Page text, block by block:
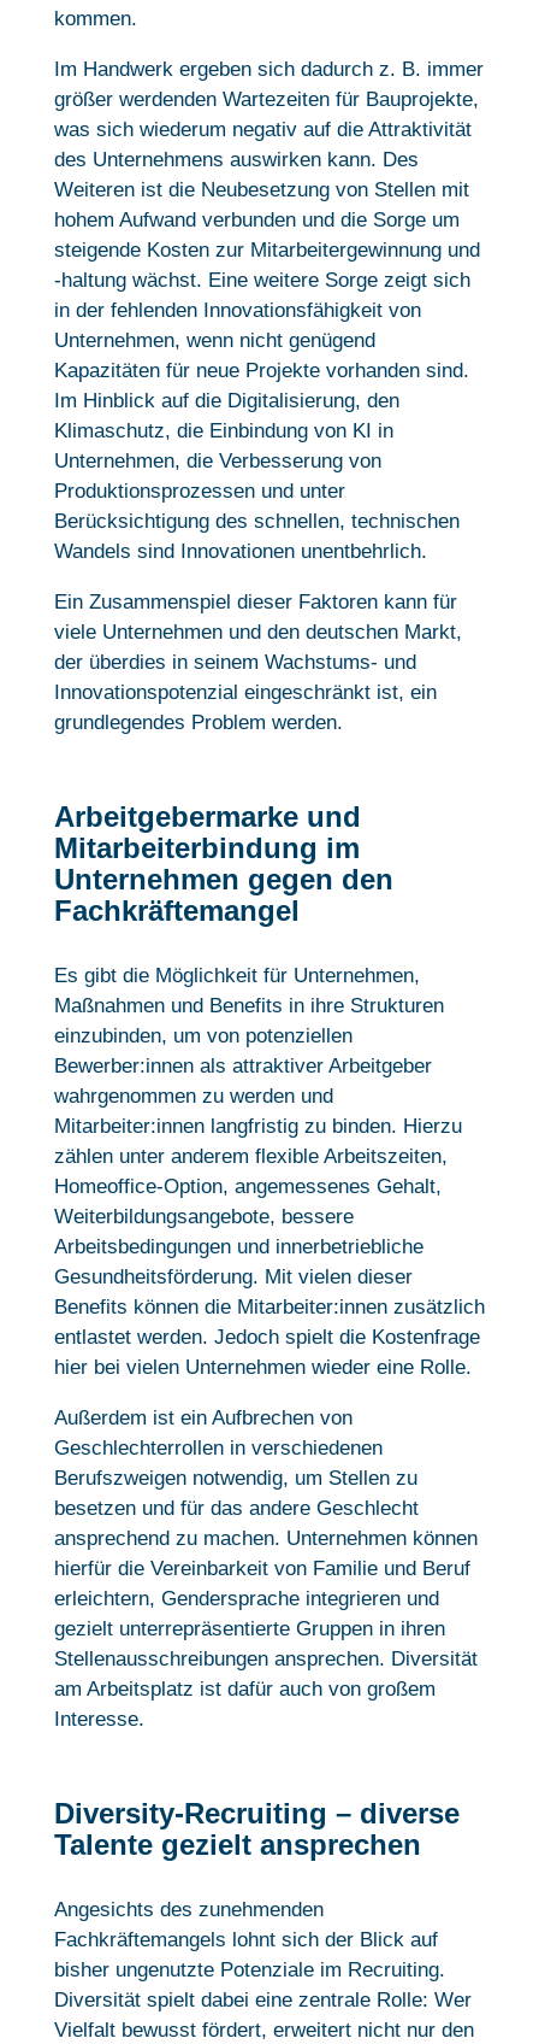
kommen.
Im Handwerk ergeben sich dadurch z. B. immer
größer werdenden Wartezeiten für Bauprojekte,
was sich wiederum negativ auf die Attraktivität
des Unternehmens auswirken kann. Des
Weiteren ist die Neubesetzung von Stellen mit
hohem Aufwand verbunden und die Sorge um
steigende Kosten zur Mitarbeitergewinnung und
-haltung wächst. Eine weitere Sorge zeigt sich
in der fehlenden Innovationsfähigkeit von
Unternehmen, wenn nicht genügend
Kapazitäten für neue Projekte vorhanden sind.
Im Hinblick auf die Digitalisierung, den
Klimaschutz, die Einbindung von KI in
Unternehmen, die Verbesserung von
Produktionsprozessen und unter
Berücksichtigung des schnellen, technischen
Wandels sind Innovationen unentbehrlich.
Ein Zusammenspiel dieser Faktoren kann für
viele Unternehmen und den deutschen Markt,
der überdies in seinem Wachstums- und
Innovationspotenzial eingeschränkt ist, ein
grundlegendes Problem werden.
Arbeitgebermarke und
Mitarbeiterbindung im
Unternehmen gegen den
Fachkräftemangel
Es gibt die Möglichkeit für Unternehmen,
Maßnahmen und Benefits in ihre Strukturen
einzubinden, um von potenziellen
Bewerber:innen als attraktiver Arbeitgeber
wahrgenommen zu werden und
Mitarbeiter:innen langfristig zu binden. Hierzu
zählen unter anderem flexible Arbeitszeiten,
Homeoffice-Option, angemessenes Gehalt,
Weiterbildungsangebote, bessere
Arbeitsbedingungen und innerbetriebliche
Gesundheitsförderung. Mit vielen dieser
Benefits können die Mitarbeiter:innen zusätzlich
entlastet werden. Jedoch spielt die Kostenfrage
hier bei vielen Unternehmen wieder eine Rolle.
Außerdem ist ein Aufbrechen von
Geschlechterrollen in verschiedenen
Berufszweigen notwendig, um Stellen zu
besetzen und für das andere Geschlecht
ansprechend zu machen. Unternehmen können
hierfür die Vereinbarkeit von Familie und Beruf
erleichtern, Gendersprache integrieren und
gezielt unterrepräsentierte Gruppen in ihren
Stellenausschreibungen ansprechen. Diversität
am Arbeitsplatz ist dafür auch von großem
Interesse.
Diversity-Recruiting – diverse
Talente gezielt ansprechen
Angesichts des zunehmenden
Fachkräftemangels lohnt sich der Blick auf
bisher ungenutzte Potenziale im Recruiting.
Diversität spielt dabei eine zentrale Rolle: Wer
Vielfalt bewusst fördert, erweitert nicht nur den